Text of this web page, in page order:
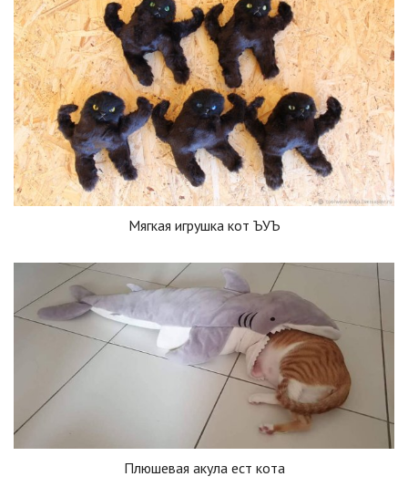
Мягкая игрушка кот ЪУЪ
Плюшевая акула ест кота